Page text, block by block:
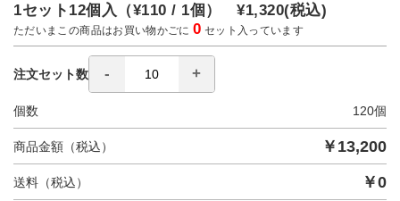
1セット12個入（¥110 / 1個）¥1,320(税込)
ただいまこの商品はお買い物かごに0 セット入っています
注文セット数
個数 120個
商品金額（税込） ￥ 13,200
送料（税込） ￥0